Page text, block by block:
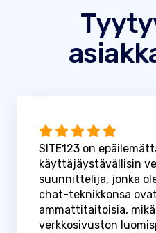
SITE123 on
käyttäjäystävällisin
suunnittelija, jonka
chat-teknikkonsa
ammattitaitoisia,
verkkosivuston